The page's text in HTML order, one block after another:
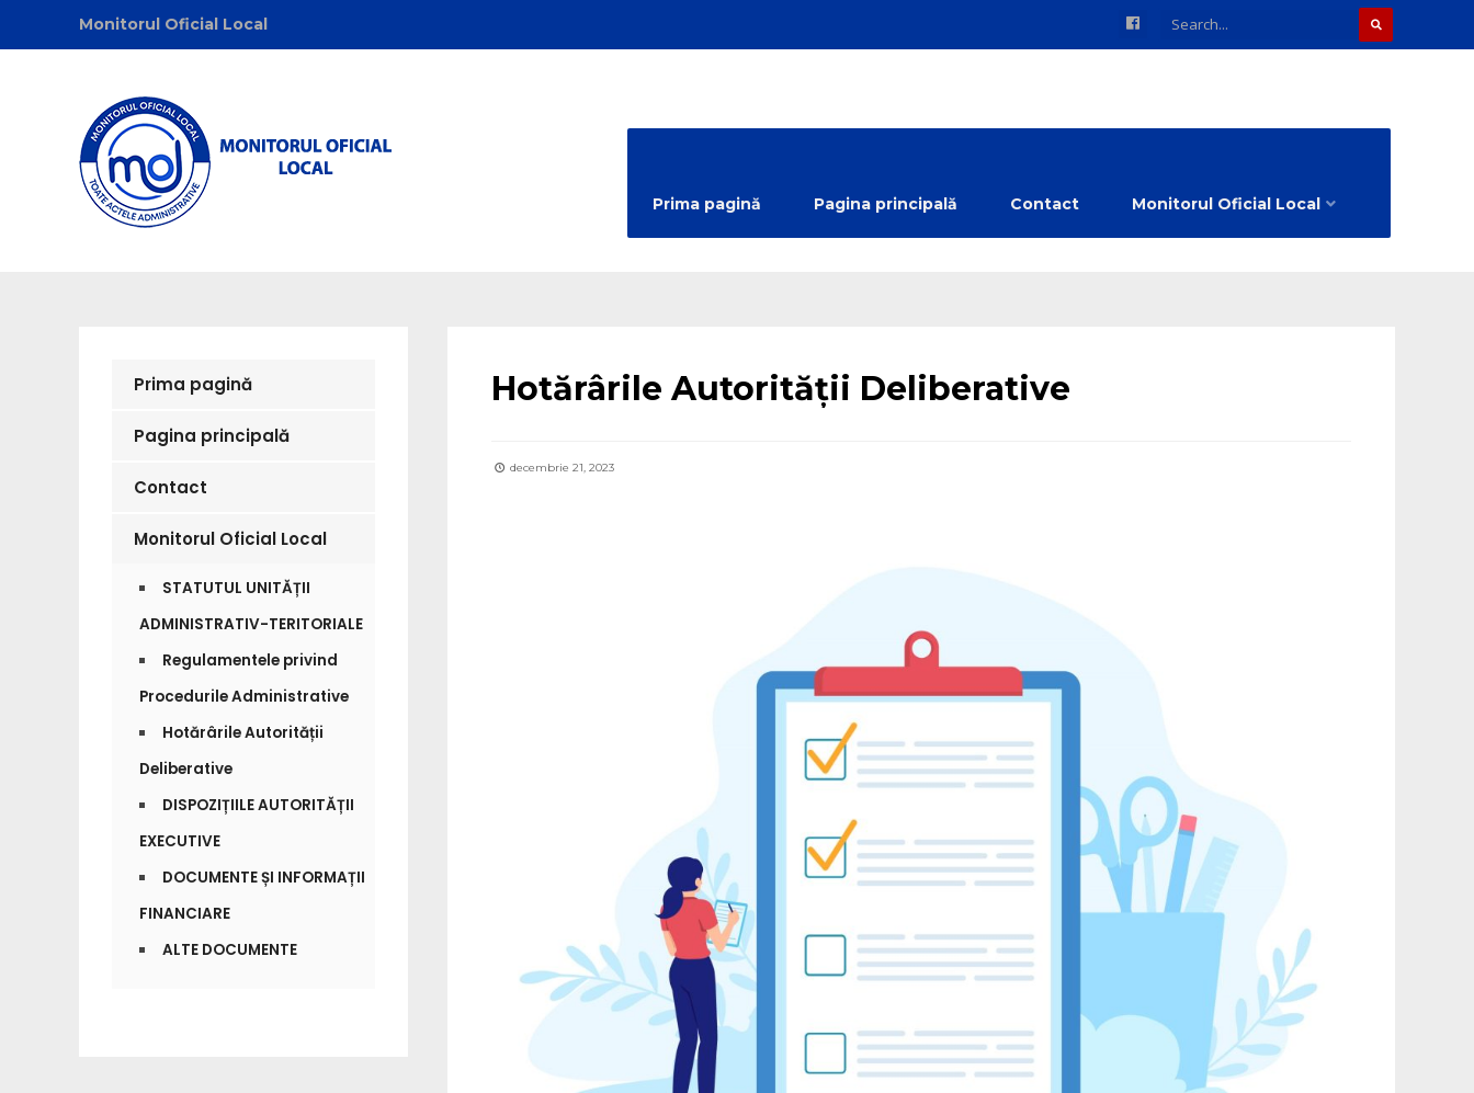
Monitorul Oficial Local
Prima pagină Pagina principală Contact Monitorul Oficial Local
Hotărârile Autorității Deliberative
decembrie 21, 2023
Prima pagină
Pagina principală
Contact
Monitorul Oficial Local
STATUTUL UNITĂȚII
ADMINISTRATIV-TERITORIALE
Regulamentele privind
Procedurile Administrative
Hotărârile Autorității
Deliberative
DISPOZIȚIILE AUTORITĂȚII
EXECUTIVE
DOCUMENTE ȘI INFORMAȚII
FINANCIARE
ALTE DOCUMENTE